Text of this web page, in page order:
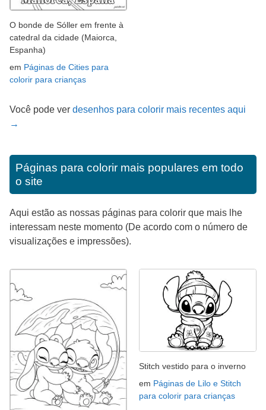
O bonde de Sóller em frente à
catedral da cidade (Maiorca,
Espanha)
em Páginas de Cities para
colorir para crianças
Você pode ver desenhos para colorir mais recentes aqui
→
Páginas para colorir mais populares em todo
o site
Aqui estão as nossas páginas para colorir que mais lhe
interessam neste momento (De acordo com o número de
visualizações e impressões).
Stitch vestido para o inverno
em Páginas de Lilo e Stitch
para colorir para crianças